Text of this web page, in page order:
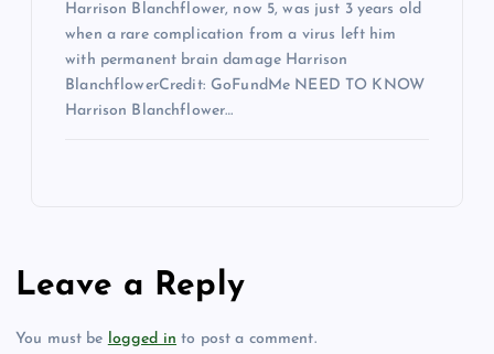
Harrison Blanchflower, now 5, was just 3 years old
when a rare complication from a virus left him
with permanent brain damage Harrison
BlanchflowerCredit: GoFundMe NEED TO KNOW
Harrison Blanchflower…
Leave a Reply
You must be logged in to post a comment.